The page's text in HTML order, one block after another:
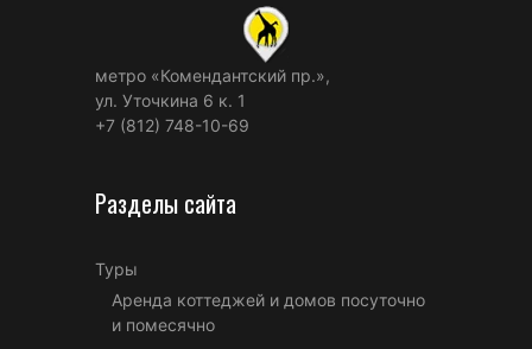
метро «Комендантский пр.»,
ул. Уточкина 6 к. 1
+7 (812) 748-10-69
Разделы сайта
Туры
Аренда коттеджей и домов посуточно
и помесячно